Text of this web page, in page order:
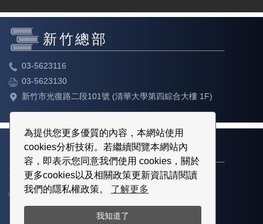
為提供您更多優質的內容，本網站使用
cookies分析技術。若繼續閱覽本網站內
容，即表示您同意我們使用 cookies，關於
更多cookies以及相關政策更新資訊請閱讀
我們的隱私權政策。 了解更多
我知道了
新竹總部
03-5623116
03-5623130
新竹市光復路二段101號 (清華大學第四綜合大樓 1F)
台北教育中心
02-23113316
02-23113317
台北市中正區博愛路80號3樓